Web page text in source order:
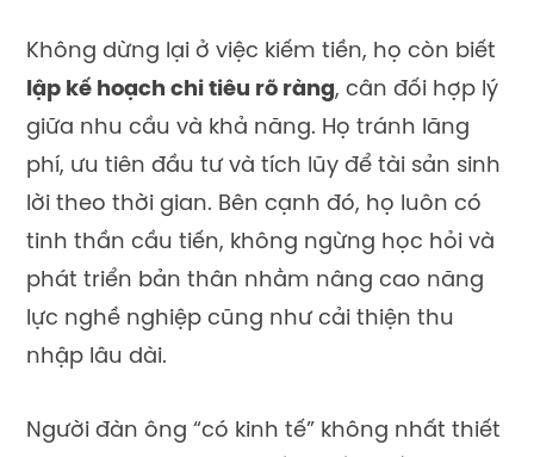
Không dừng lại ở việc kiếm tiền, họ còn biết
lập kế hoạch chi tiêu rõ ràng, cân đối hợp lý
giữa nhu cầu và khả năng. Họ tránh lãng
phí, ưu tiên đầu tư và tích lũy để tài sản sinh
lời theo thời gian. Bên cạnh đó, họ luôn có
tinh thần cầu tiến, không ngừng học hỏi và
phát triển bản thân nhằm nâng cao năng
lực nghề nghiệp cũng như cải thiện thu
nhập lâu dài.
Người đàn ông “có kinh tế” không nhất thiết